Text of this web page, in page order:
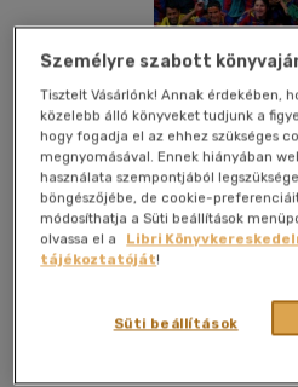
Kívánságlistához adom
Elektra Kiadóház Bt.|2011
Személyre szabott
Tisztelt Vásárlónk! Annak érdekében,
közelebb álló könyveket tudjunk a
hogy fogadja el az ehhez szükséges
megnyomásával. Ennek hiányában
használata szempontjából
böngészőjébe, de cookie-
módosíthatja a Süti beállítások
olvassa el a
Libri
tájékoztatóját!
Süti beállítások